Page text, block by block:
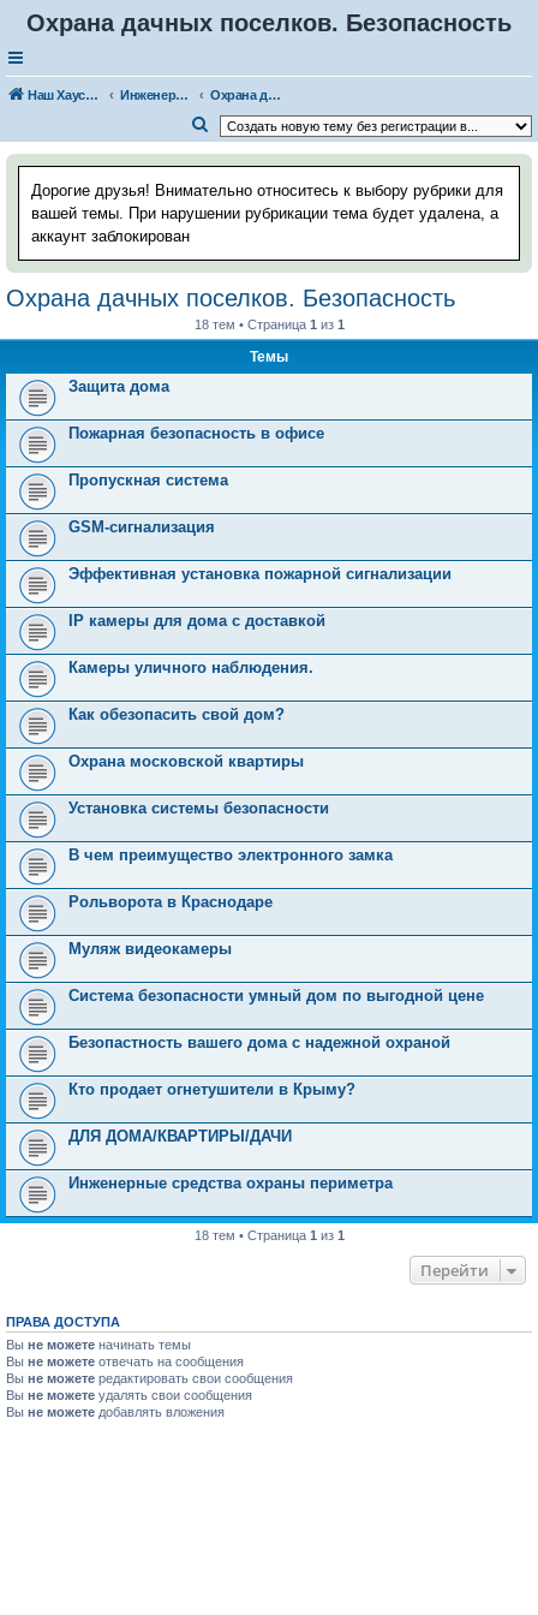
Охрана дачных поселков. Безопасность
Наш Хаус-форум Инженерные системы
Охрана дачных поселков. Безопасность
о
с
Дорогие друзья! Внимательно относитесь к выбору рубрики для
вашей темы. При нарушении рубрикации тема будет удалена, а
аккаунт заблокирован
Охрана дачных поселков. Безопасность
18 тем • Страница 1 из 1
Темы
Защита дома
Пожарная безопасность в офисе
Пропускная система
GSM-сигнализация
Эффективная установка пожарной сигнализации
IP камеры для дома с доставкой
Камеры уличного наблюдения.
Как обезопасить свой дом?
Охрана московской квартиры
Установка системы безопасности
В чем преимущество электронного замка
Рольворота в Краснодаре
Муляж видеокамеры
Система безопасности умный дом по выгодной цене
Безопастность вашего дома с надежной охраной
Кто продает огнетушители в Крыму?
ДЛЯ ДОМА/КВАРТИРЫ/ДАЧИ
Инженерные средства охраны периметра
18 тем • Страница 1 из 1
Перейти
ПРАВА ДОСТУПА
Вы не можете начинать темы
Вы не можете отвечать на сообщения
Вы не можете редактировать свои сообщения
Вы не можете удалять свои сообщения
Вы не можете добавлять вложения